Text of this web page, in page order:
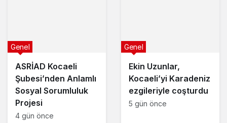
ASRİAD Kocaeli
Şubesi’nden Anlamlı
Sosyal Sorumluluk
Projesi
Genel
4 gün önce
Ekin Uzunlar,
Kocaeli’yi Karadeniz
ezgileriyle coşturdu
Genel
5 gün önce